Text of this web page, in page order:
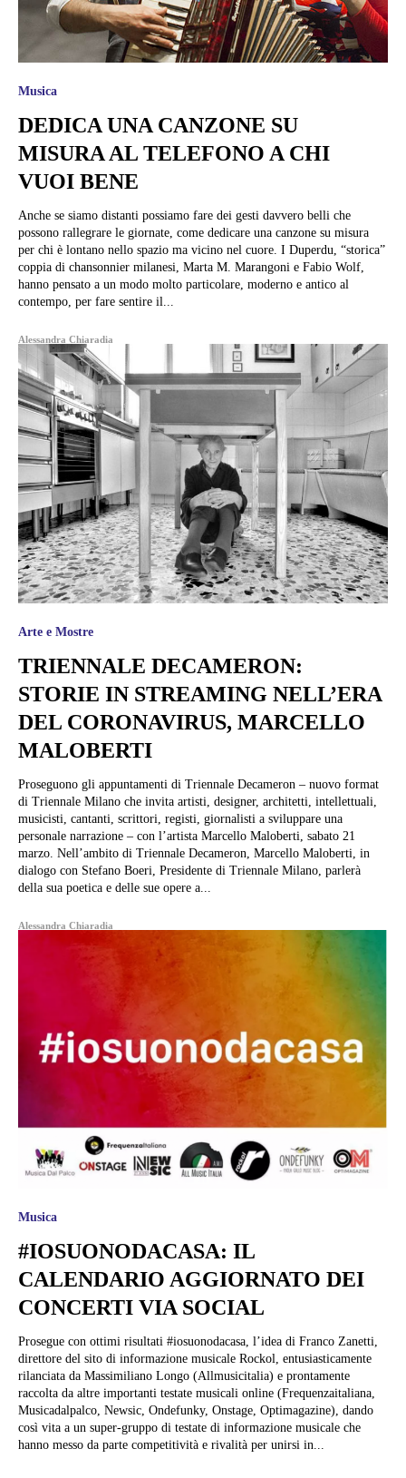
Musica
DEDICA UNA CANZONE SU
MISURA AL TELEFONO A CHI
VUOI BENE
Anche se siamo distanti possiamo fare dei gesti davvero belli che
possono rallegrare le giornate, come dedicare una canzone su misura
per chi è lontano nello spazio ma vicino nel cuore. I Duperdu, “storica”
coppia di chansonnier milanesi, Marta M. Marangoni e Fabio Wolf,
hanno pensato a un modo molto particolare, moderno e antico al
contempo, per fare sentire il...
Alessandra Chiaradia
Arte e Mostre
TRIENNALE DECAMERON:
STORIE IN STREAMING NELL’ERA
DEL CORONAVIRUS, MARCELLO
MALOBERTI
Proseguono gli appuntamenti di Triennale Decameron – nuovo format
di Triennale Milano che invita artisti, designer, architetti, intellettuali,
musicisti, cantanti, scrittori, registi, giornalisti a sviluppare una
personale narrazione – con l’artista Marcello Maloberti, sabato 21
marzo. Nell’ambito di Triennale Decameron, Marcello Maloberti, in
dialogo con Stefano Boeri, Presidente di Triennale Milano, parlerà
della sua poetica e delle sue opere a...
Alessandra Chiaradia
Musica
#IOSUONODACASA: IL
CALENDARIO AGGIORNATO DEI
CONCERTI VIA SOCIAL
Prosegue con ottimi risultati #iosuonodacasa, l’idea di Franco Zanetti,
direttore del sito di informazione musicale Rockol, entusiasticamente
rilanciata da Massimiliano Longo (Allmusicitalia) e prontamente
raccolta da altre importanti testate musicali online (Frequenzaitaliana,
Musicadalpalco, Newsic, Ondefunky, Onstage, Optimagazine), dando
così vita a un super-gruppo di testate di informazione musicale che
hanno messo da parte competitività e rivalità per unirsi in...